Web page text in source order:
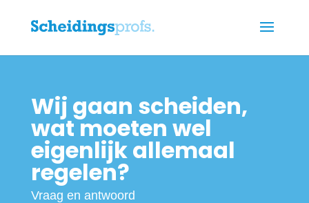
Wij gaan scheiden,
wat moeten wel
eigenlijk allemaal
regelen?
Vraag en antwoord